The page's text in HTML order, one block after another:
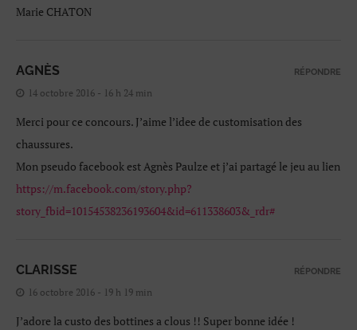
Marie CHATON
AGNÈS
14 octobre 2016 - 16 h 24 min
Merci pour ce concours. J’aime l’idee de customisation des
chaussures.
Mon pseudo facebook est Agnès Paulze et j’ai partagé le jeu au lien
https://m.facebook.com/story.php?
story_fbid=10154538236193604&id=611338603&_rdr#
RÉPONDRE
CLARISSE
16 octobre 2016 - 19 h 19 min
J’adore la custo des bottines a clous !! Super bonne idée !
RÉPONDRE